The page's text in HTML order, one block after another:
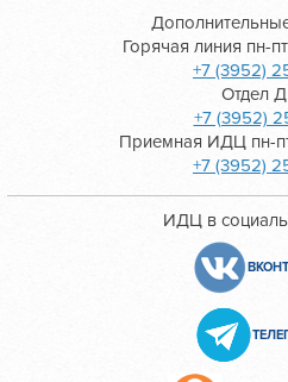
Горячая линия пн-
+7 (3952)
Отдел
+7 (3952)
Приемная ИДЦ пн-
+7 (3952)
ИДЦ в